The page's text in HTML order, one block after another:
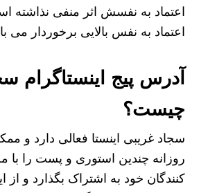
اعتماد به نفسش اثر منفی نذاشته
اعتماد به نفس بالایی برخوردار می
آدرس پیج اینستاگرام
چیست؟
سجاد غریبی اینستا فعالی دارد و
روزانه چندین استوری و پست را با
کنندگان خود به اشتراک بگذارد و از